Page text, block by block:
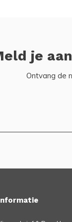
je
Ontvang de